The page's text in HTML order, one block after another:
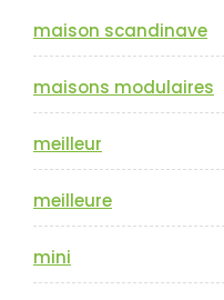
maison scandinave
maisons modulaires
meilleur
meilleure
mini